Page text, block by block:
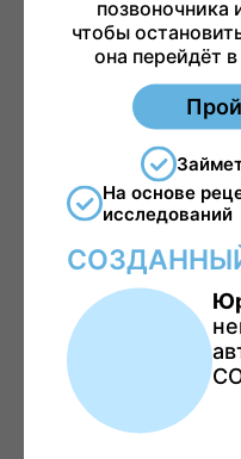
позвоночника
чтобы
она перейдёт
На основе
исследований